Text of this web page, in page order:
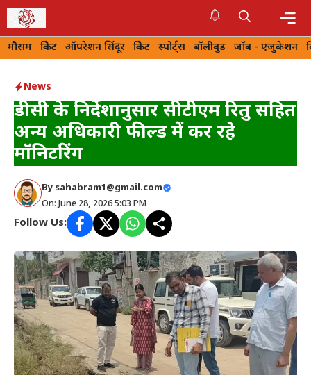
Skip
to
content
मौसम क्रिकेट ऑपरेशन सिंदूर क्रिकेट स्पोर्ट्स बॉलीवुड जॉब - एजुकेशन
News
डीसी के निर्देशानुसार सीटीएम रितु सहित
अन्य अधिकारी फील्ड में कर रहे
मॉनिटरिंग
By sahabram1@gmail.com
On: June 28, 2026 5:03 PM
Follow Us: